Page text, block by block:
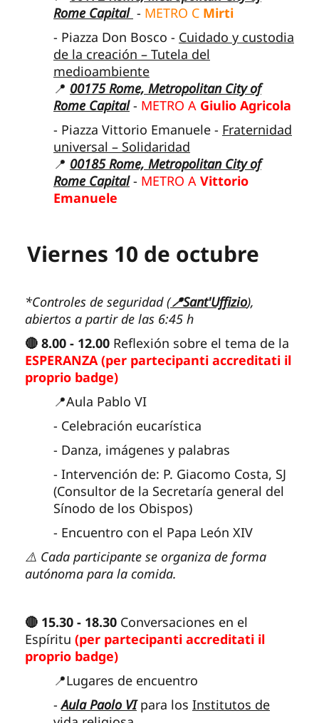
Rome Capital - METRO C Mirti
- Piazza Don Bosco - Cuidado y custodia
de la creación – Tutela del
medioambiente
📍 00175 Rome, Metropolitan City of
Rome Capital- METRO A Giulio Agricola
- Piazza Vittorio Emanuele - Fraternidad
universal – Solidaridad
📍 00185 Rome, Metropolitan City of
Rome Capital- METRO A Vittorio
Emanuele
Viernes 10 de octubre
*Controles de seguridad (📍Sant'Uffizio),
abiertos a partir de las 6:45 h
🔴 8.00 - 12.00 Reflexión sobre el tema de la
ESPERANZA (per partecipanti accreditati il
proprio badge)
📍Aula Pablo VI
- Celebración eucarística
- Danza, imágenes y palabras
- Intervención de: P. Giacomo Costa, SJ
(Consultor de la Secretaría general del
Sínodo de los Obispos)
- Encuentro con el Papa León XIV
⚠️ Cada participante se organiza de forma
autónoma para la comida.
🔴 15.30 - 18.30 Conversaciones en el
Espíritu (per partecipanti accreditati il
proprio badge)
📍Lugares de encuentro
-Aula Paolo VI para los Institutos de